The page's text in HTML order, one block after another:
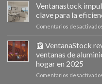
Ventanastock
clave para la
Comentarios
📰 VentanaStock
ventanas de
hogar en 2025
Comentarios